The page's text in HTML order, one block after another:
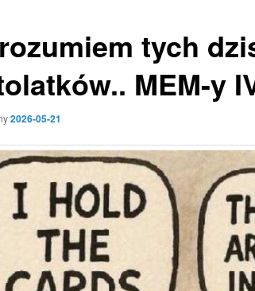
tych
MEM-y
2026-05-21